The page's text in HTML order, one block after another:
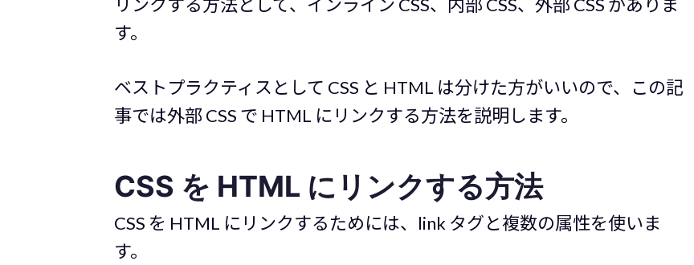
リンクする方法として、インライン CSS、内部 CSS、外部 CSS がありま
す。
ベストプラクティスとして CSS と HTML は分けた方がいいので、この記
事では外部 CSS で HTML にリンクする方法を説明します。
CSS を HTML にリンクする方法
CSS を HTML にリンクするためには、link タグと複数の属性を使いま
す。